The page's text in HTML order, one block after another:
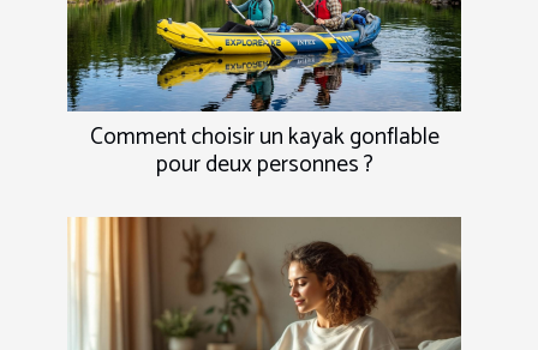
Comment choisir un kayak gonflable
pour deux personnes ?